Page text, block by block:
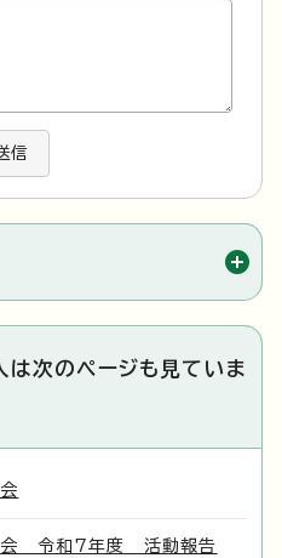
信
は次のページも見ていま
会 令和7年度 活動報告